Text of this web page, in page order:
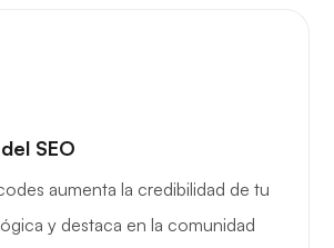
SEO
aumenta la credibilidad de tu
y destaca en la comunidad